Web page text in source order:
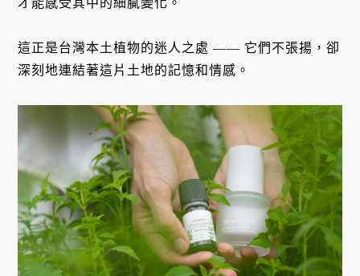
才能感受其中的細膩變化。
這正是台灣本土植物的迷人之處 —— 它們不張揚，卻
深刻地連結著這片土地的記憶和情感。